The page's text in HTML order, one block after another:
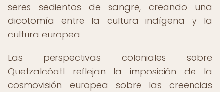
seres sedientos de sangre, creando una
dicotomía entre la cultura indígena y la
cultura europea.
Las perspectivas coloniales sobre
Quetzalcóatl reflejan la imposición de la
cosmovisión europea sobre las creencias